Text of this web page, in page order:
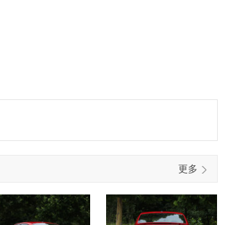
更多